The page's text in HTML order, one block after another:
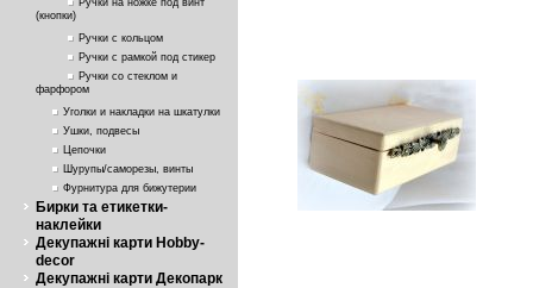
Ручки на ножке под винт
(кнопки)
Ручки с кольцом
Ручки с рамкой под стикер
Ручки со стеклом и
фарфором
Уголки и накладки на шкатулки
Ушки, подвесы
Цепочки
Шурупы/саморезы, винты
Фурнитура для бижутерии
Бирки та етикетки-
наклейки
Декупажні карти Hobby-
decor
Декупажні карти Декопарк